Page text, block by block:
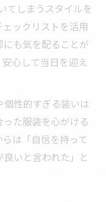
てしまうスタイルを
ックリストを活用
も気を配ることが
心して当日を迎え
性的すぎる装いは
た服装を心がける
は「自信を持って
いと言われた」と